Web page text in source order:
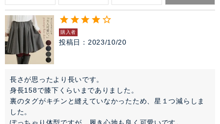
購入者
投稿日 2023/10/20
長さが思ったより長いです。
身長158で膝下くらいまでありました。
裏のタグがキチンと縫えていなかったため、星１つ減らしま
した。
ぽっちゃり体型ですが、履き心地も良く可愛いです。